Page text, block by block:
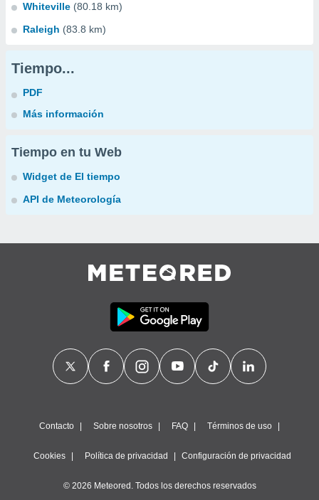
Whiteville (80.18 km)
Raleigh (83.8 km)
Tiempo...
PDF
Más información
Tiempo en tu Web
Widget de El tiempo
API de Meteorología
Contacto Sobre nosotros FAQ Términos de uso
Cookies Política de privacidad Configuración de privacidad
© 2026 Meteored. Todos los derechos reservados